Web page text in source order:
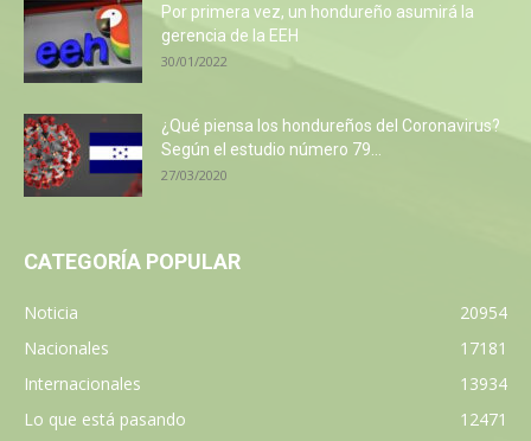
Por primera vez, un hondureño asumirá la
gerencia de la EEH
30/01/2022
¿Qué piensa los hondureños del Coronavirus?
Según el estudio número 79...
27/03/2020
CATEGORÍA POPULAR
Noticia
20954
Nacionales
17181
Internacionales
13934
Lo que está pasando
12471